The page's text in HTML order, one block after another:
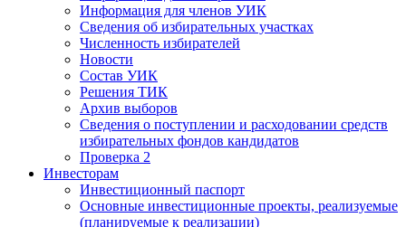
Информация для членов УИК
Сведения об избирательных участках
Численность избирателей
Новости
Состав УИК
Решения ТИК
Архив выборов
Сведения о поступлении и расходовании средств
избирательных фондов кандидатов
Проверка 2
Инвесторам
Инвестиционный паспорт
Основные инвестиционные проекты, реализуемые
(планируемые к реализации)